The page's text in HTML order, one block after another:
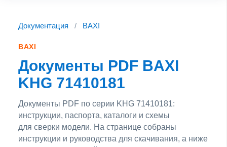
Документация / BAXI
BAXI
Документы PDF BAXI
KHG 71410181
Документы PDF по серии KHG 71410181:
инструкции, паспорта, каталоги и схемы
для сверки модели. На странице собраны
инструкции и руководства для скачивания, а ниже